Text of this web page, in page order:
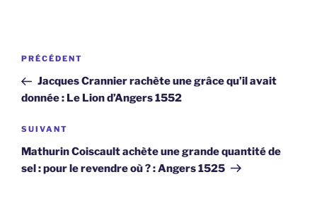
Navigation
l’article
Article
précédent
PRÉCÉDENT
Jacques Crannier rachète une grâce qu’il avait
donnée : Le Lion d’Angers 1552
Article
suivant
SUIVANT
Mathurin Coiscault achète une grande quantité de
sel : pour le revendre où ? : Angers 1525